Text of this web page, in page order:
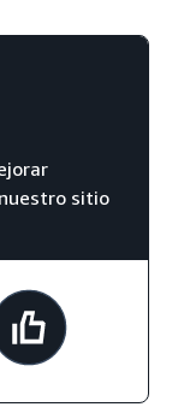
sitio